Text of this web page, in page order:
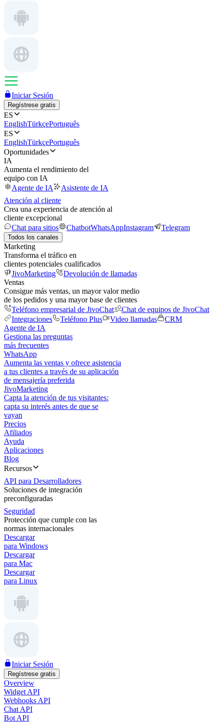
Iniciar Sesión
Regístrese gratis
ES
EnglishTürkçePortuguês
ES
EnglishTürkçePortuguês
Oportunidades
IA
Aumenta el rendimiento del
equipo con IA
Agente de IA
Asistente de IA
Atención al cliente
Crea una experiencia de atención al
cliente excepcional
Chat para sitios
ChatbotWhatsAppInstagram Telegram
Todos los canales
Marketing
Transforma el tráfico en
clientes potenciales cualificados
JivoMarketing
Devolución de llamadas
Ventas
Consigue más ventas, un mayor valor medio
de los pedidos y una mayor base de clientes
Teléfono empresarial de JivoChat
Chat de equipos de JivoChat
Integraciones
Teléfono Plus Video llamadas
CRM
Agente de IA
Gestiona las preguntas
más frecuentes
WhatsApp
Aumenta las ventas y ofrece asistencia
a tus clientes a través de su aplicación
de mensajería preferida
JivoMarketing
Capta la atención de tus visitantes:
capta su interés antes de que se
vayan
Precios
Afiliados
Ayuda
Aplicaciones
Blog
Recursos
API para Desarrolladores
Soluciones de integración
preconfiguradas
Seguridad
Protección que cumple con las
normas internacionales
Descargar
para Windows
Descargar
para Mac
Descargar
para Linux
Iniciar Sesión
Regístrese gratis
Overview
Widget API
Webhooks API
Chat API
Bot API